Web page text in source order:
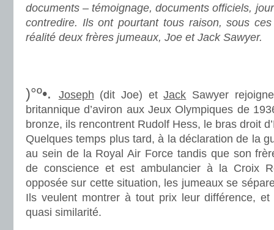
documents – témoignage, documents officiels,
contredire. Ils ont pourtant tous raison, sous
réalité deux frères jumeaux, Joe et Jack Sawyer.
)°º•. Joseph (dit Joe) etJack Sawyer
britannique d’aviron aux Jeux Olympiques de
bronze, ils rencontrent Rudolf Hess, le bras droit
Quelques temps plus tard, à la déclaration de la
au sein de la Royal Air Force tandis que son
de conscience et est ambulancier à la Croix
opposée sur cette situation, les jumeaux se
Ils veulent montrer à tout prix leur différence,
quasi similarité.